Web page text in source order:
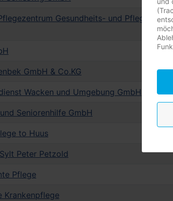
Gesundheits- und
GmbH & Co.KG
Wacken und Umgebung GmbH
Seniorenhilfe GmbH
to Huus
Peter Petzold
Pflege
Krankenpflege